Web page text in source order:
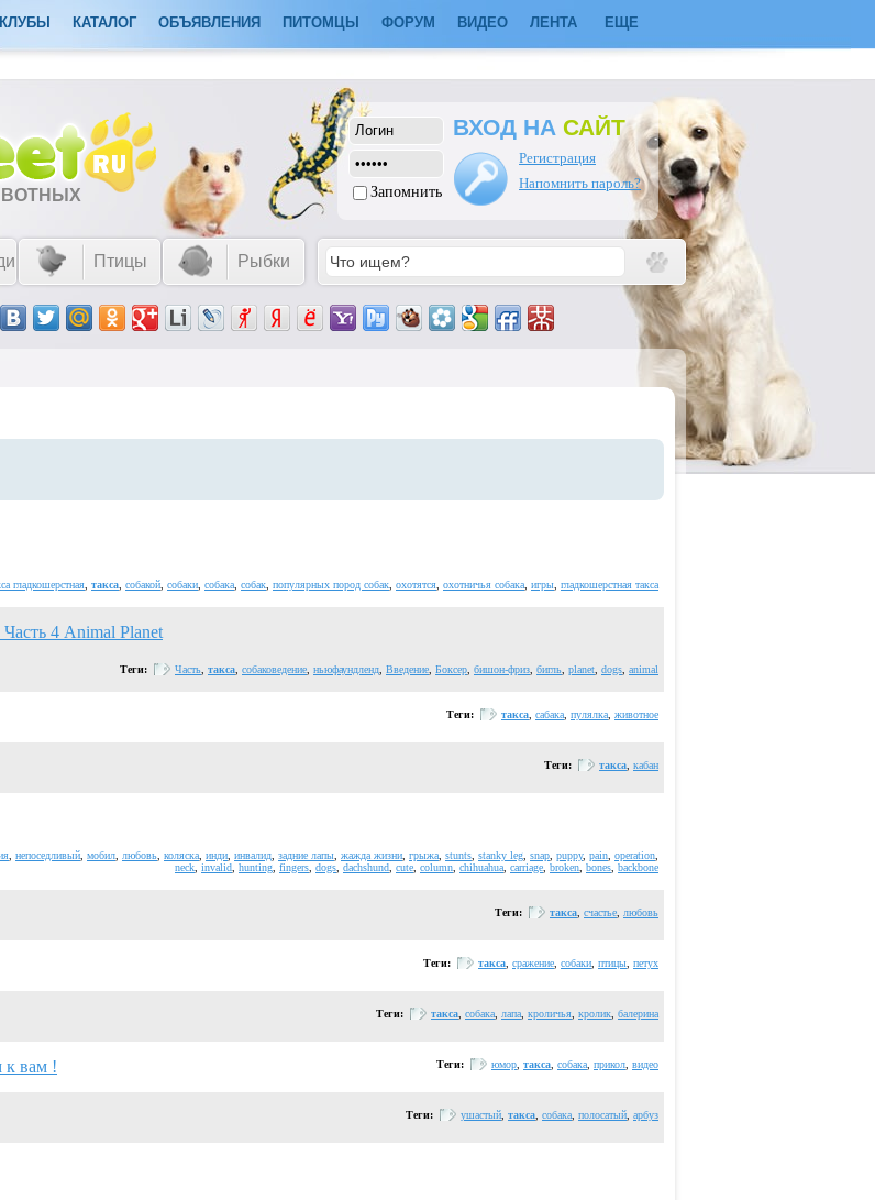
КЛУБЫ КАТАЛОГ ОБЪЯВЛЕНИЯ ПИТОМЦЫ ФОРУМ ВИДЕО ЛЕНТА ЕЩЕ
Запомнить
ВХОД НА САЙТ
Регистрация
Напомнить пароль?
Птицы Рыбки
гладкошерстная такса собакой собаки собака собак популярных пород собак охотятся охотничья собака игры гладкошерстная такса
4 Animal Planet
Теги: Часть такса собаковедение ньюфаундленд Введение Боксер бишон-фриз бигль planet dogs animal
Теги: такса сабака пулялка животное
Теги: такса кабан
непоседливый мобил любовь коляска инди инвалид задние лапы жажда жизни грыжа stunts stanky leg snap puppy, pain operation
neck invalid hunting fingers dogs dachshund cute column chihuahua carriage broken bones backbone
Теги: такса счастье любовь
Теги: такса сражение собаки птицы петух
Теги: такса собака лапа кроличья кролик балерина
к вам ! Теги: юмор такса собака прикол видео
Теги: ушастый такса собака полосатый арбуз